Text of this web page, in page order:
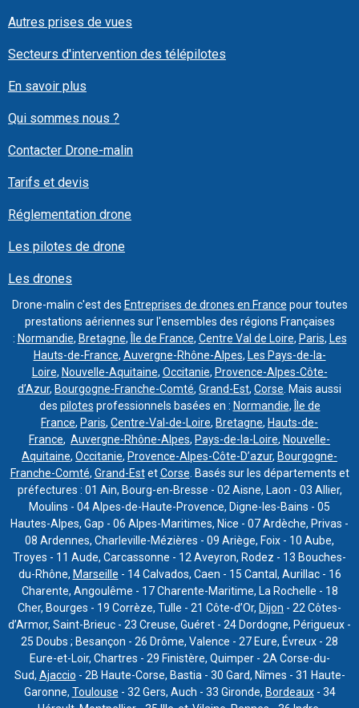
Autres prises de vues
Secteurs d'intervention des télépilotes
En savoir plus
Qui sommes nous ?
Contacter Drone-malin
Tarifs et devis
Réglementation drone
Les pilotes de drone
Les drones
Drone-malin c'est des Entreprises de drones en France pour toutes
prestations aériennes sur l'ensembles des régions Françaises
: Normandie, Bretagne, Île de France, Centre Val de Loire, Paris, Les
Hauts-de-France, Auvergne-Rhône-Alpes, Les Pays-de-la-
Loire, Nouvelle-Aquitaine, Occitanie, Provence-Alpes-Côte-
d’Azur, Bourgogne-Franche-Comté, Grand-Est, Corse . Mais aussi
des pilotes professionnels basées en : Normandie,
Île de
France, Paris, Centre-Val-de-Loire, Bretagne, Hauts-de-
France, Auvergne-Rhône-Alpes, Pays-de-la-Loire, Nouvelle-
Aquitaine, Occitanie, Provence-Alpes-Côte-D’azur, Bourgogne-
Franche-Comté, Grand-EstetCorse . Basés sur les départements et
préfectures : 01 Ain, Bourg-en-Bresse - 02 Aisne, Laon - 03 Allier,
Moulins - 04 Alpes-de-Haute-Provence, Digne-les-Bains - 05
Hautes-Alpes, Gap - 06 Alpes-Maritimes, Nice - 07 Ardèche, Privas -
08 Ardennes, Charleville-Mézières - 09 Ariège, Foix - 10 Aube,
Troyes - 11 Aude, Carcassonne - 12 Aveyron, Rodez - 13 Bouches-
du-Rhône, Marseille - 14 Calvados, Caen - 15 Cantal, Aurillac - 16
Charente, Angoulême - 17 Charente-Maritime, La Rochelle - 18
Cher, Bourges - 19 Corrèze, Tulle - 21 Côte-d’Or, Dijon - 22 Côtes-
d’Armor, Saint-Brieuc - 23 Creuse, Guéret - 24 Dordogne, Périgueux -
25 Doubs ; Besançon - 26 Drôme, Valence - 27 Eure, Évreux - 28
Eure-et-Loir, Chartres - 29 Finistère, Quimper - 2A Corse-du-
Sud, Ajaccio - 2B Haute-Corse, Bastia - 30 Gard, Nîmes - 31 Haute-
Garonne, Toulouse - 32 Gers, Auch - 33 Gironde, Bordeaux- 34